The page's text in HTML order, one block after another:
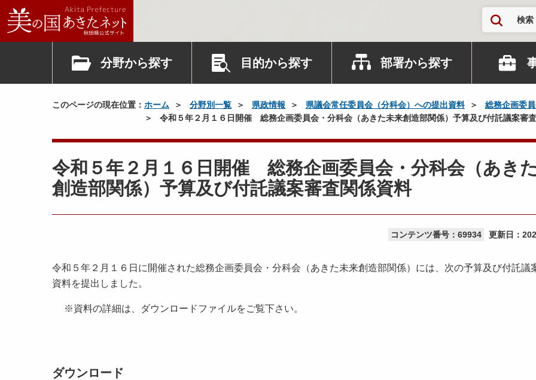
検索
分野から探す 目的から探す 部署から探す
このページの現在位置： ホーム 分野別一覧 県政情報 県議会常任委員会（分科会）への提出資料
総務企画委
令和５年２月１６日開催 総務企画委員会・分科会（あきた未来創造部関係）予算及び付託議案審
令和５年２月１６日開催 総務企画委員会・分科会（あき
創造部関係）予算及び付託議案審査関係資料
コンテンツ番号：69934 更新日：
令和５年２月１６日に開催された総務企画委員会・分科会（あきた未来創造部関係）には、次の予算及び付託議
資料を提出しました。
※資料の詳細は、ダウンロードファイルをご覧下さい。
ダウンロード